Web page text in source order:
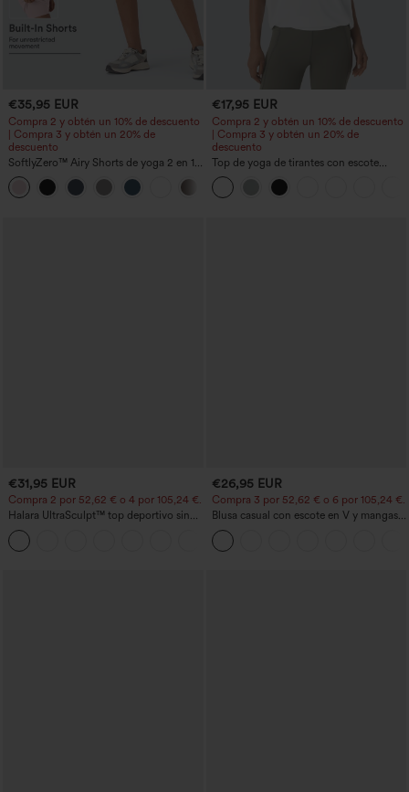
€35,95 EUR
Compra 2 y obtén un 10% de descuento
| Compra 3 y obtén un 20% de
descuento
SoftlyZero™ Airy Shorts de yoga 2 en 1
InstantCool de talle súper alto, 7" con
bolsillos
+23
€17,95 EUR
Compra 2 y obtén un 10% de descuento
| Compra 3 y obtén un 20% de
descuento
Top de yoga de tirantes con escote
redondo, fruncido y tacto fresco -
UPF50+
€31,95 EUR
Compra 2 por 52,62 € o 4 por 105,24 €.
Halara UltraSculpt™ top deportivo sin
mangas con escote redondo y bajo
curvo
€26,95 EUR
Compra 3 por 52,62 € o 6 por 105,24 €.
Blusa casual con escote en V y mangas
cortas abullonadas